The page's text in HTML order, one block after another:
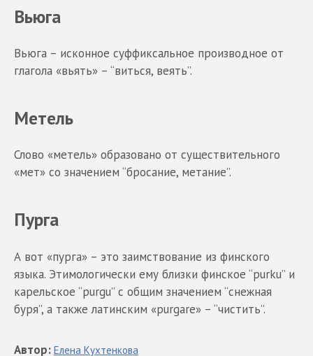
Вьюга
Вьюга – исконное суффиксальное производное от
глагола «вьять» – “виться, веять”.
Метель
Слово «метель» образовано от существительного
«мет» со значением “бросание, метание”.
Пурга
А вот «пурга» – это заимствование из финского
языка. Этимологически ему близки финское “purku” и
карельское “purgu” с общим значением “снежная
буря”, а также латинским «purgare» – “чистить”.
Автор: Елена Кухтенкова